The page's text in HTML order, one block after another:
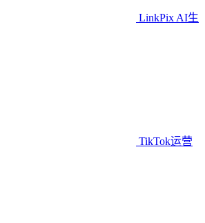
LinkPix AI生
TikTok运营